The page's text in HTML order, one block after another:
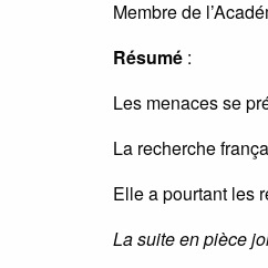
Membre de
Résumé :
Les menaces se
La recherche
Elle a pourtant les
La suite en pièce